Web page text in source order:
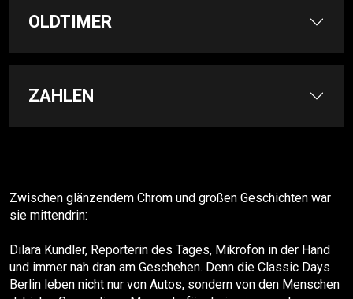
OLDTIMER
ZAHLEN
Zwischen glänzendem Chrom und großen Geschichten war
sie mittendrin:
Dilara Kundler, Reporterin des Tages, Mikrofon in der Hand
und immer nah dran am Geschehen. Denn die Classic Days
Berlin leben nicht nur von Autos, sondern von den Menschen